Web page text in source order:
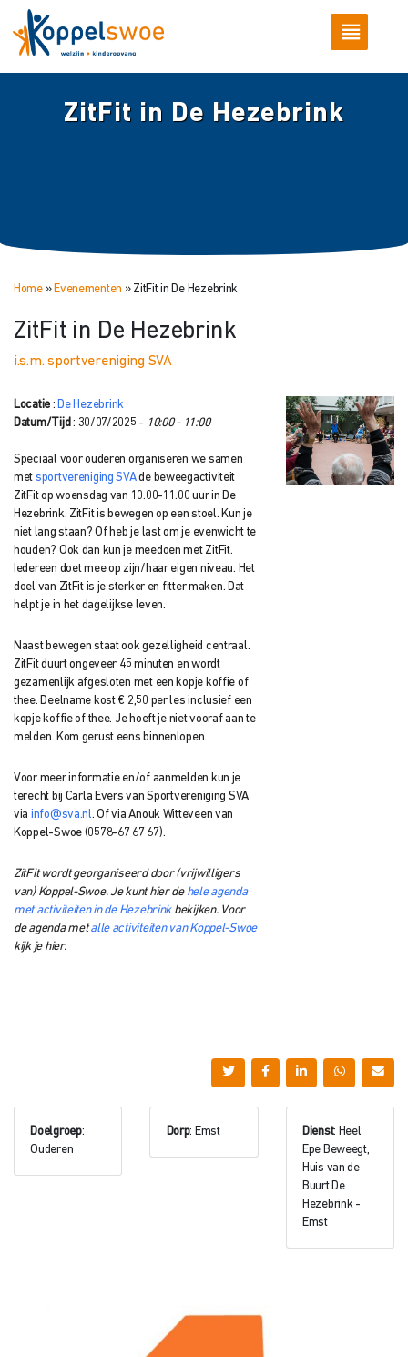
ZitFit in De Hezebrink
Home» Evenementen » ZitFit in De Hezebrink
ZitFit in De Hezebrink
i.s.m. sportvereniging SVA
Locatie : De Hezebrink
Datum/Tijd : 30/07/2025 - 10:00 - 11:00
Speciaal voor ouderen organiseren we samen
met sportvereniging SVAde beweegactiviteit
ZitFit op woensdag van 10.00-11.00 uur in De
Hezebrink. ZitFit is bewegen op een stoel. Kun je
niet lang staan? Of heb je last om je evenwicht te
houden? Ook dan kun je meedoen met ZitFit.
Iedereen doet mee op zijn/haar eigen niveau. Het
doel van ZitFit is je sterker en fitter maken. Dat
helpt je in het dagelijkse leven.
Naast bewegen staat ook gezelligheid centraal.
ZitFit duurt ongeveer 45 minuten en wordt
gezamenlijk afgesloten met een kopje koffie of
thee. Deelname kost € 2,50 per les inclusief een
kopje koffie of thee. Je hoeft je niet vooraf aan te
melden. Kom gerust eens binnenlopen.
Voor meer informatie en/of aanmelden kun je
terecht bij Carla Evers van Sportvereniging SVA
via info@sva.nl. Of via Anouk Witteveen van
Koppel-Swoe (0578-67 67 67).
ZitFit wordt georganiseerd door (vrijwilligers
van) Koppel-Swoe. Je kunt hier de hele agenda
met activiteiten in de Hezebrinkbekijken. Voor
de agenda metalle activiteiten van Koppel-Swoe
kijk je hier.
Doelgroep:
Ouderen
Dorp: Emst Dienst: Heel
Epe Beweegt,
Huis van de
Buurt De
Hezebrink -
Emst